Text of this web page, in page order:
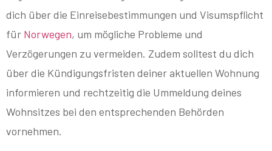
dich über die Einreisebestimmungen und Visumspflicht
für Norwegen, um mögliche Probleme und
Verzögerungen zu vermeiden. Zudem solltest du dich
über die Kündigungsfristen deiner aktuellen Wohnung
informieren und rechtzeitig die Ummeldung deines
Wohnsitzes bei den entsprechenden Behörden
vornehmen.